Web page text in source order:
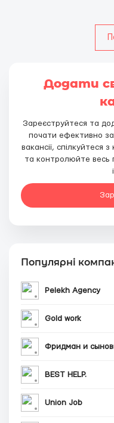
Додати
Зареєструйтеся та
почати ефективно
вакансії, спілкуйтеся
та контролюйте весь
Популярні
Pelekh Agency
Gold work
Фридман и
BEST HELP.
Union Job